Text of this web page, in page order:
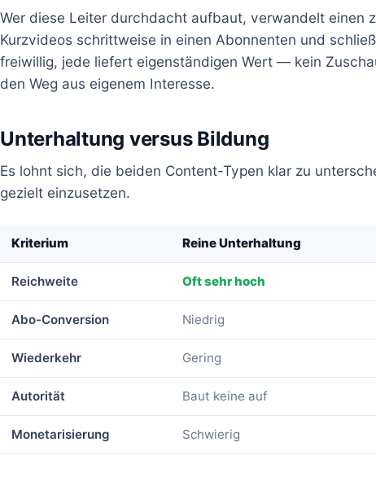
Wer diese Leiter durchdacht aufbaut, verwandelt einen
Kurzvideos schrittweise in einen Abonnenten und
freiwillig, jede liefert eigenständigen Wert — kein
den Weg aus eigenem Interesse.
Unterhaltung versus Bildung
Es lohnt sich, die beiden Content-Typen klar zu
gezielt einzusetzen.
Kriterium Reine Unterhaltung
Reichweite Oft sehr hoch
Abo-Conversion Niedrig
Wiederkehr Gering
Autorität Baut keine auf
Monetarisierung Schwierig